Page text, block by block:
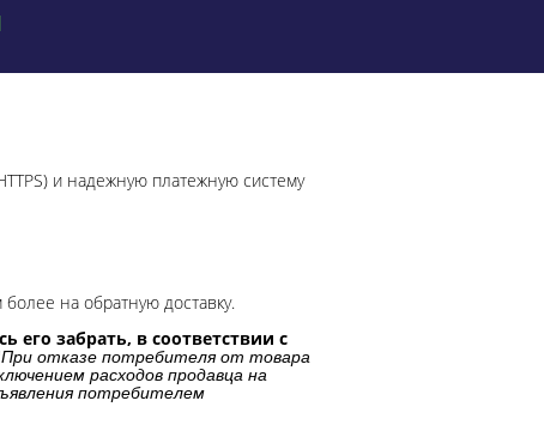
и надежную платежную систему
на обратную доставку.
забрать, в соответствии с
При отказе потребителя от товара
расходов продавца на
потребителем